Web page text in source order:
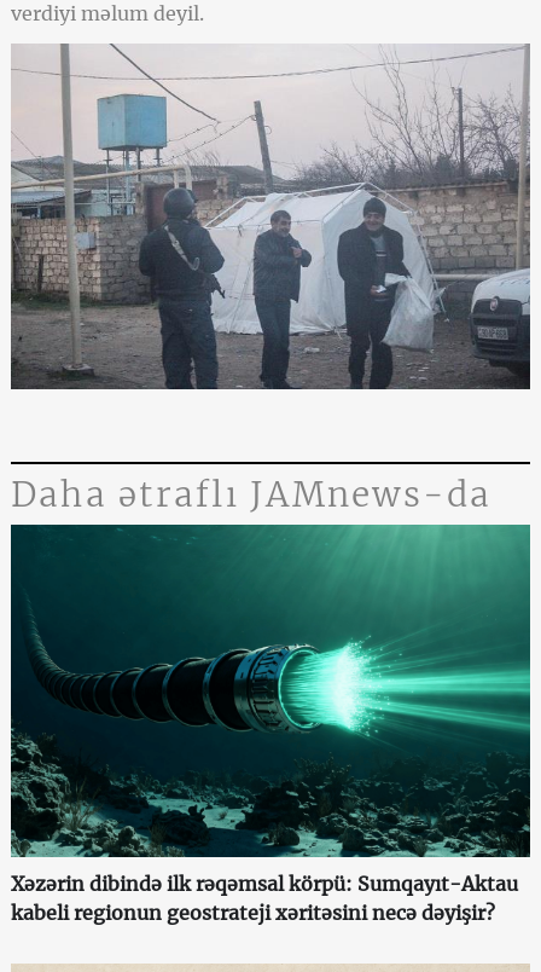
verdiyi məlum deyil.
Daha ətraflı JAMnews-da
Xəzərin dibində ilk rəqəmsal körpü: Sumqayıt-Aktau
kabeli regionun geostrateji xəritəsini necə dəyişir?